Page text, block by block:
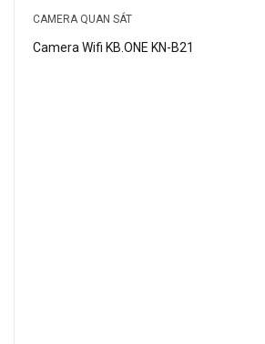
3,940,000₫.
1,970,000₫.
CAMERA QUAN SÁT
Camera Wifi KB.ONE KN-B21